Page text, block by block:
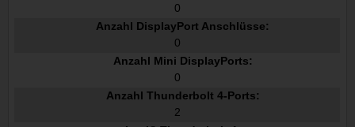
0
Anzahl DisplayPort Anschlüsse:
0
Anzahl Mini DisplayPorts:
0
Anzahl Thunderbolt 4-Ports:
2